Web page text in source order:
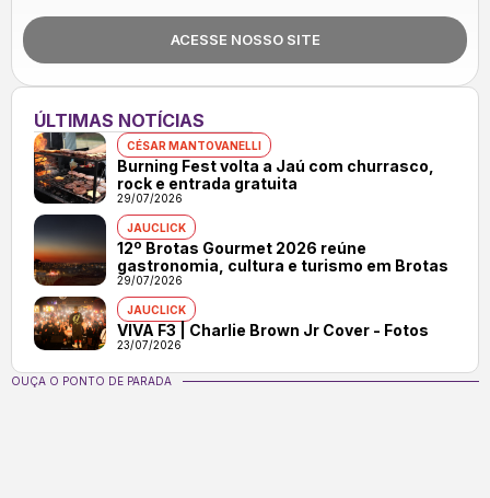
ACESSE NOSSO SITE
ÚLTIMAS NOTÍCIAS
CÉSAR MANTOVANELLI
Burning Fest volta a Jaú com churrasco,
rock e entrada gratuita
29/07/2026
JAUCLICK
12º Brotas Gourmet 2026 reúne
gastronomia, cultura e turismo em Brotas
29/07/2026
JAUCLICK
VIVA F3 | Charlie Brown Jr Cover - Fotos
23/07/2026
OUÇA O PONTO DE PARADA